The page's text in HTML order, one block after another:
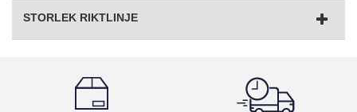
STORLEK RIKTLINJE